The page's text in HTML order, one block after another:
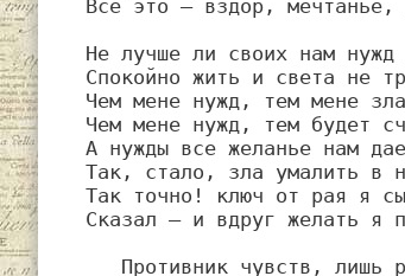
Все это — вздор, мечтанье,
Не лучше ли своих нам нужд
Спокойно жить и света не
Чем мене нужд, тем мене
Чем мене нужд, тем будет
А нужды все желанье нам
Так, стало, зла умалить в
Так точно! ключ от рая я
Сказал — и вдруг желать я